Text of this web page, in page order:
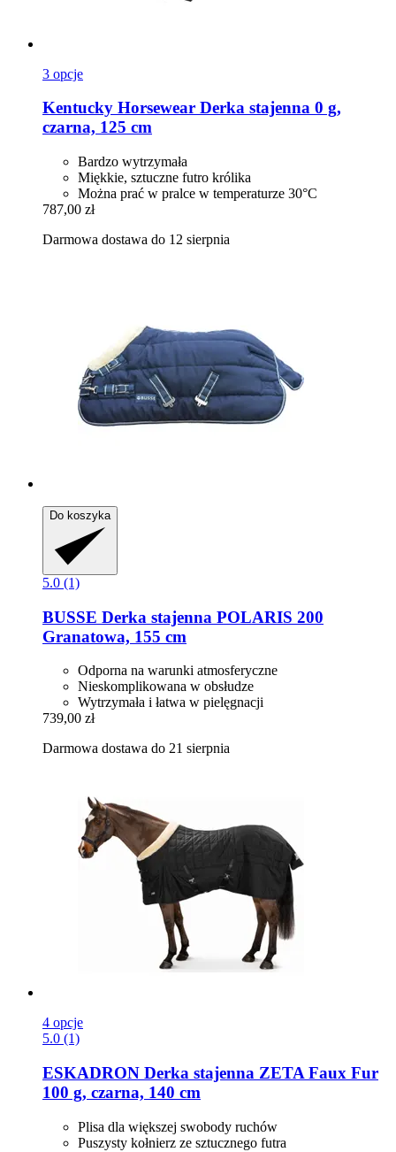
3 opcje
Kentucky Horsewear Derka stajenna 0 g,
czarna, 125 cm
Bardzo wytrzymała
Miękkie, sztuczne futro królika
Można prać w pralce w temperaturze 30°C
787,00 zł
Darmowa dostawa do 12 sierpnia
Do koszyka
5.0 (1)
BUSSE Derka stajenna POLARIS 200
Granatowa, 155 cm
Odporna na warunki atmosferyczne
Nieskomplikowana w obsłudze
Wytrzymała i łatwa w pielęgnacji
739,00 zł
Darmowa dostawa do 21 sierpnia
4 opcje
5.0 (1)
ESKADRON Derka stajenna ZETA Faux Fur
100 g, czarna, 140 cm
Plisa dla większej swobody ruchów
Puszysty kołnierz ze sztucznego futra